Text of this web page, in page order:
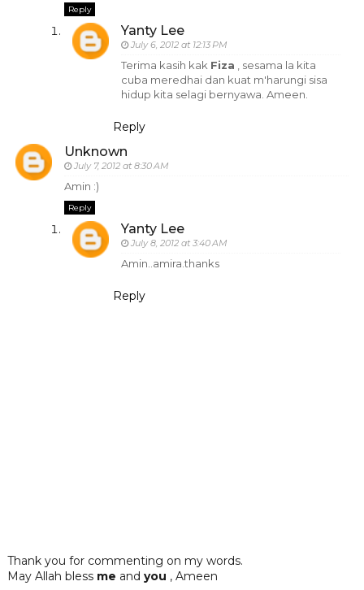
Reply
Yanty Lee
July 6, 2012 at 12:13 PM
Terima kasih kak Fiza , sesama la kita
cuba meredhai dan kuat m'harungi sisa
hidup kita selagi bernyawa. Ameen.
Reply
Unknown
July 7, 2012 at 8:30 AM
Amin :)
Reply
Yanty Lee
July 8, 2012 at 3:40 AM
Amin..amira.thanks
Reply
Thank you for commenting on my words.
May Allah bless me and you , Ameen